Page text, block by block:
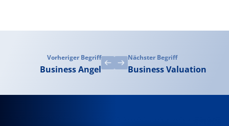
Vorheriger Begriff
Business Angel
Nächster Begriff
Business Valuation